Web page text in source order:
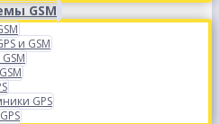
GSM
и GSM
GPS